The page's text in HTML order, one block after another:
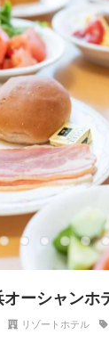
オーシャンホ
リゾートホテル